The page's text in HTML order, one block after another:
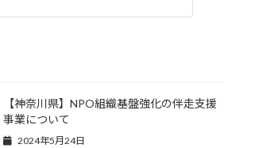
【神奈川県】NPO組織基盤強化の伴走支援
事業について
2024年5月24日